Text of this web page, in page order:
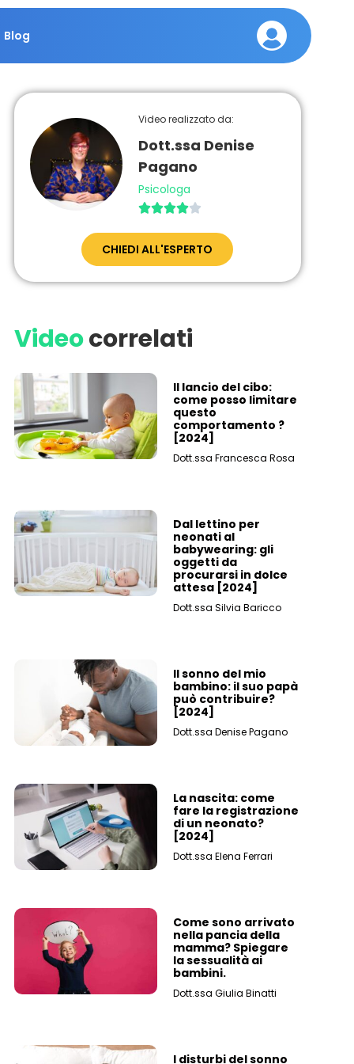
Blog
Video realizzato da:
Dott.ssa Denise
Pagano
Psicologa

CHIEDI ALL'ESPERTO
Videocorrelati
Il lancio del cibo:
come posso limitare
questo
comportamento ?
[2024]
Dott.ssa Francesca Rosa
Dal lettino per
neonati al
babywearing: gli
oggetti da
procurarsi in dolce
attesa [2024]
Dott.ssa Silvia Baricco
Il sonno del mio
bambino: il suo papà
può contribuire?
[2024]
Dott.ssa Denise Pagano
La nascita: come
fare la registrazione
di un neonato?
[2024]
Dott.ssa Elena Ferrari
Come sono arrivato
nella pancia della
mamma? Spiegare
la sessualità ai
bambini.
Dott.ssa Giulia Binatti
I disturbi del sonno